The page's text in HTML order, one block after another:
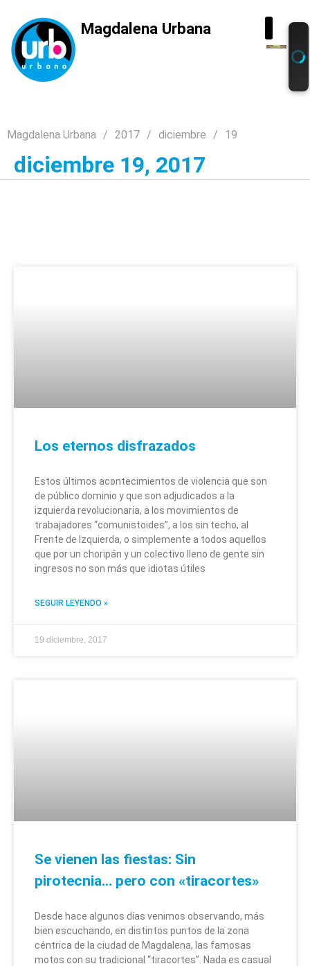
Magdalena Urbana
Magdalena Urbana 2017 diciembre 19
diciembre 19, 2017
Los eternos disfrazados
Estos últimos acontecimientos de violencia que son
de público dominio y que son adjudicados a la
izquierda revolucionaria, a los movimientos de
trabajadores “comunistoides”, a los sin techo, al
Frente de Izquierda, o simplemente a todos aquellos
que por un choripán y un colectivo lleno de gente sin
ingresos no son más que idiotas útiles
SEGUIR LEYENDO »
19 diciembre, 2017
Se vienen las fiestas: Sin
pirotecnia… pero con «tiracortes»
Desde hace algunos días venimos observando, más
bien escuchando, en distintos puntos de la zona
céntrica de la ciudad de Magdalena, las famosas
motos con su tradicional “tiracortes”. Nada es casual